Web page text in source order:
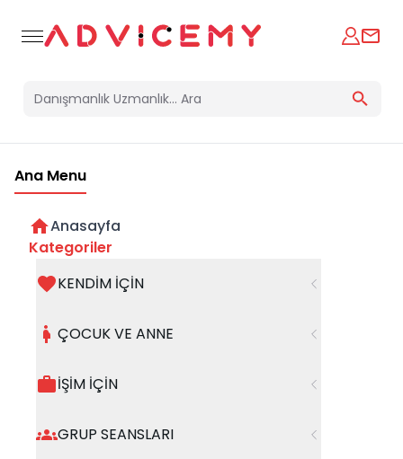
Ana Menu
Anasayfa
Kategoriler
KENDİM İÇİN
ÇOCUK VE ANNE
İŞİM İÇİN
GRUP SEANSLARI
halinde whatsapp hattımızdan iletişime